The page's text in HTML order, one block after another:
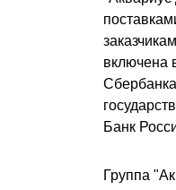
включена
Банк
Группа